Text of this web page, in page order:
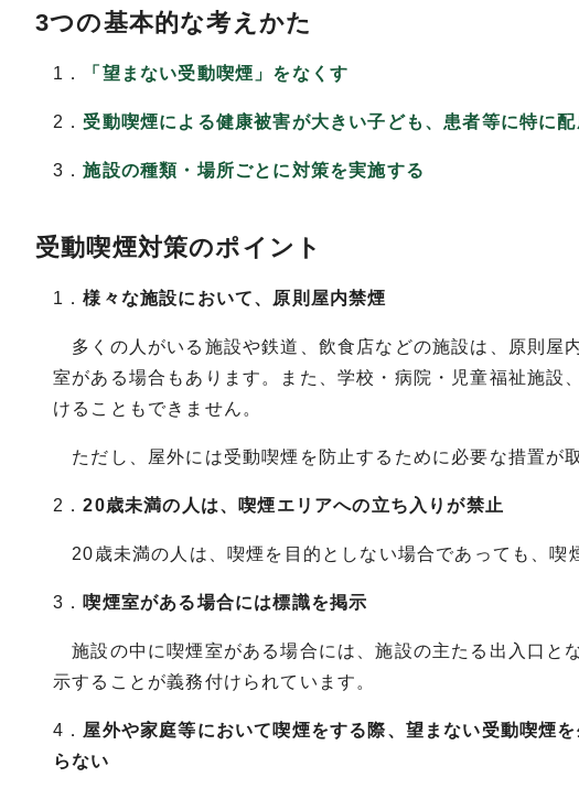
3つの基本的な考えかた
1． 「望まない受動喫煙」をなくす
2． 受動喫煙による健康被害が大きい子ども、患者等に特に配
3．施設の種類・場所ごとに対策を実施する
受動喫煙対策のポイント
1．様々な施設において、原則屋内禁煙
多くの人がいる施設や鉄道、飲食店などの施設は、原則屋
室がある場合もあります。また、学校・病院・児童福祉施
けることもできません。
ただし、屋外には受動喫煙を防止するために必要な措置が
2．20歳未満の人は、喫煙エリアへの立ち入りが禁止
20歳未満の人は、喫煙を目的としない場合であっても、喫
3． 喫煙室がある場合には標識を掲示
施設の中に喫煙室がある場合には、施設の主たる出入口と
示することが義務付けられています。
4． 屋外や家庭等において喫煙をする際、望まない受動喫煙
らない